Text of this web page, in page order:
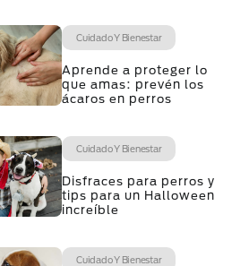
Cuidado Y Bienestar
Aprende a proteger lo
que amas: prevén los
ácaros en perros
Cuidado Y Bienestar
Disfraces para perros y
tips para un Halloween
increíble
Cuidado Y Bienestar